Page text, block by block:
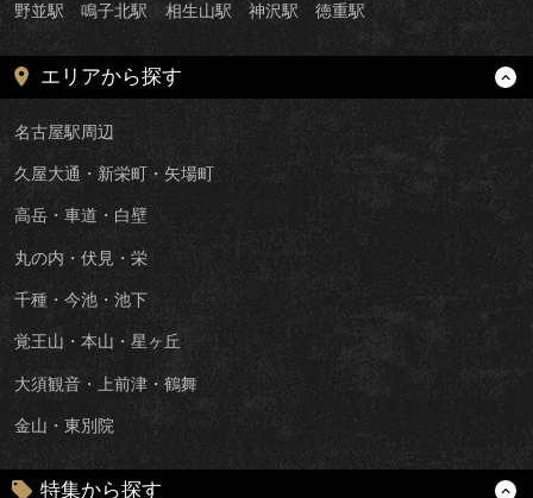
野並駅 鳴子北駅 相生山駅 神沢駅 徳重駅
エリアから探す
名古屋駅周辺
久屋大通・新栄町・矢場町
高岳・車道・白壁
丸の内・伏見・栄
千種・今池・池下
覚王山・本山・星ヶ丘
大須観音・上前津・鶴舞
金山・東別院
特集から探す